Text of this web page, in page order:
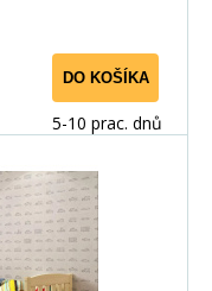
DO KOŠÍKA
5-10 prac. dnů